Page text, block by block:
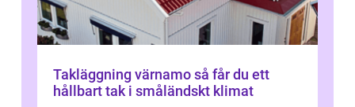
Takläggning värnamo så får du ett
hållbart tak i småländskt klimat